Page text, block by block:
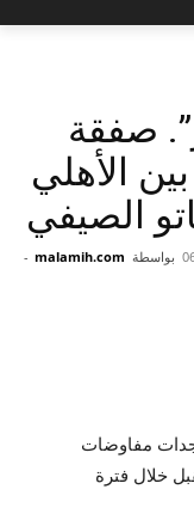
صفقة
الأهلي
الصيفي
بواسطة malamih.com
-
مفاوضات
خلال فترة